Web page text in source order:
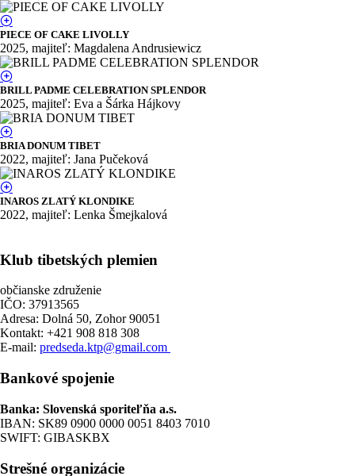
PIECE OF CAKE LIVOLLY
2025, majiteľ: Magdalena Andrusiewicz
BRILL PADME CELEBRATION SPLENDOR
2025, majiteľ: Eva a Šárka Hájkovy
BRIA DONUM TIBET
2022, majiteľ: Jana Pučeková
INAROS ZLATÝ KLONDIKE
2022, majiteľ: Lenka Šmejkalová
Klub tibetských plemien
občianske združenie
IČO: 37913565
Adresa: Dolná 50, Zohor 90051
Kontakt: +421 908 818 308
E-mail: predseda.ktp@gmail.com
Bankové spojenie
Banka: Slovenská sporiteľňa a.s.
IBAN: SK89 0900 0000 0051 8403 7010
SWIFT: GIBASKBX
Strešné organizácie